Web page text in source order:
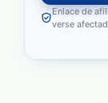
Enlace de
verse